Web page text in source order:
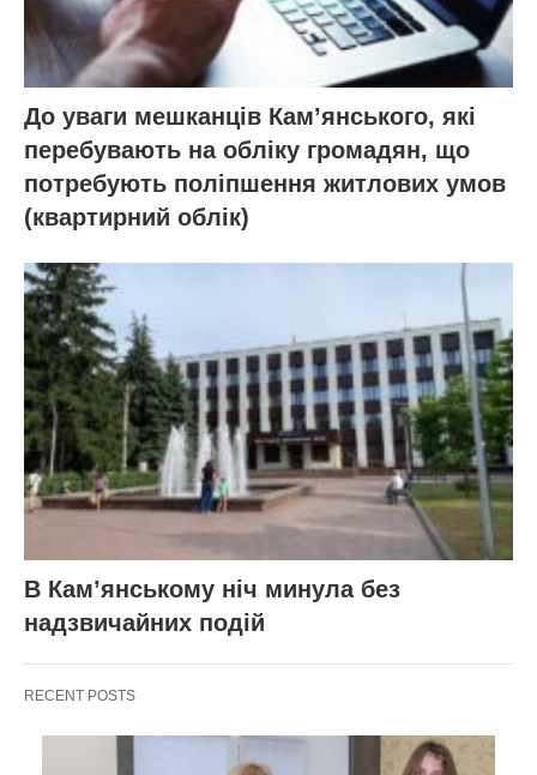
До уваги мешканців Кам’янського, які
перебувають на обліку громадян, що
потребують поліпшення житлових умов
(квартирний облік)
В Кам’янському ніч минула без
надзвичайних подій
RECENT POSTS